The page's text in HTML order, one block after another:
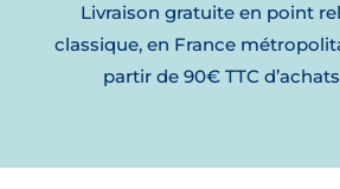
Livraison gratuite en point
classique, en France
partir de 90€ TTC d’achats